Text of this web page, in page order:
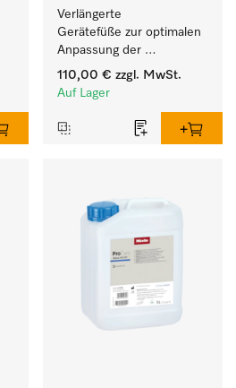
Verlängerte
Gerätefüße zur optimalen
Anpassung der
Gerätehöhe an die Höhe
der Arbeitsplatte.
110,00 € zzgl. MwSt.
Auf Lager